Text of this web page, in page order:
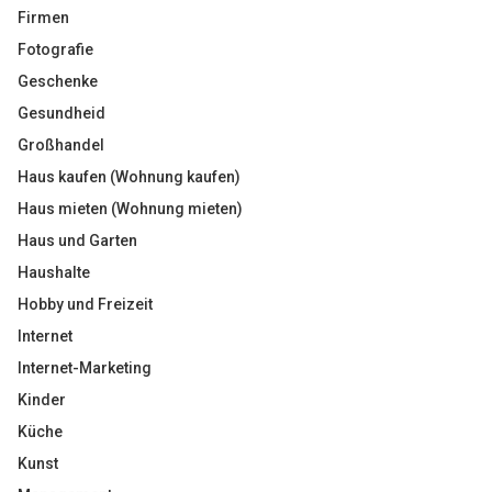
Firmen
Fotografie
Geschenke
Gesundheid
Großhandel
Haus kaufen (Wohnung kaufen)
Haus mieten (Wohnung mieten)
Haus und Garten
Haushalte
Hobby und Freizeit
Internet
Internet-Marketing
Kinder
Küche
Kunst